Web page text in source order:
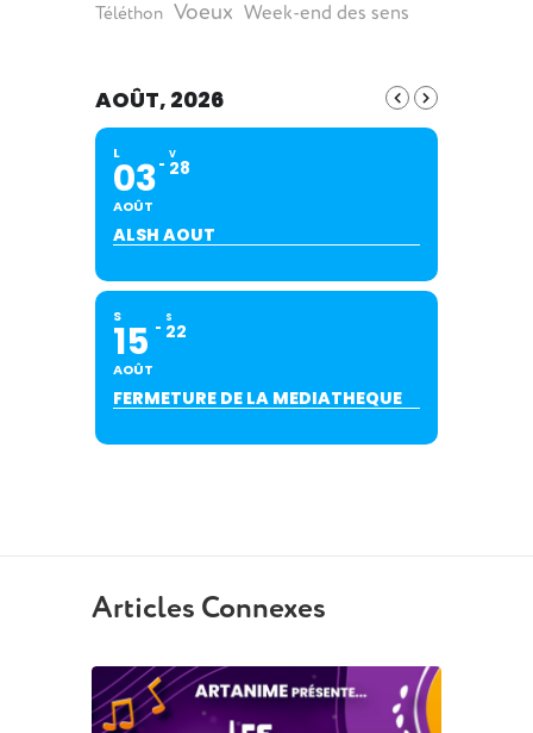
Téléthon Voeux Week-end des sens
AOÛT, 2026
L
03
AOÛT
V
28
ALSH AOUT
S
15
AOÛT
S
22
FERMETURE DE LA MEDIATHEQUE
Articles Connexes